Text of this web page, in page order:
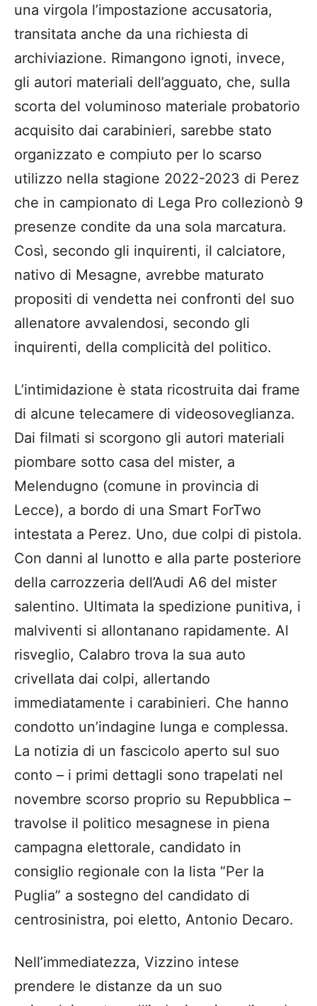
una virgola l’impostazione accusatoria,
transitata anche da una richiesta di
archiviazione. Rimangono ignoti, invece,
gli autori materiali dell’agguato, che, sulla
scorta del voluminoso materiale probatorio
acquisito dai carabinieri, sarebbe stato
organizzato e compiuto per lo scarso
utilizzo nella stagione 2022-2023 di Perez
che in campionato di Lega Pro collezionò 9
presenze condite da una sola marcatura.
Così, secondo gli inquirenti, il calciatore,
nativo di Mesagne, avrebbe maturato
propositi di vendetta nei confronti del suo
allenatore avvalendosi, secondo gli
inquirenti, della complicità del politico.
L’intimidazione è stata ricostruita dai frame
di alcune telecamere di videosoveglianza.
Dai filmati si scorgono gli autori materiali
piombare sotto casa del mister, a
Melendugno (comune in provincia di
Lecce), a bordo di una Smart ForTwo
intestata a Perez. Uno, due colpi di pistola.
Con danni al lunotto e alla parte posteriore
della carrozzeria dell’Audi A6 del mister
salentino. Ultimata la spedizione punitiva, i
malviventi si allontanano rapidamente. Al
risveglio, Calabro trova la sua auto
crivellata dai colpi, allertando
immediatamente i carabinieri. Che hanno
condotto un’indagine lunga e complessa.
La notizia di un fascicolo aperto sul suo
conto – i primi dettagli sono trapelati nel
novembre scorso proprio su Repubblica –
travolse il politico mesagnese in piena
campagna elettorale, candidato in
consiglio regionale con la lista “Per la
Puglia” a sostegno del candidato di
centrosinistra, poi eletto, Antonio Decaro.
Nell’immediatezza, Vizzino intese
prendere le distanze da un suo